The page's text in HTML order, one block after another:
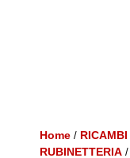
Home / RICAMBI
RUBINETTERIA /